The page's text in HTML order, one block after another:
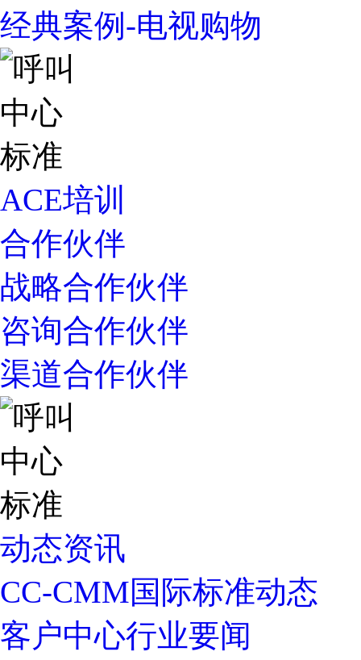
经典案例-电视购物
ACE培训
合作伙伴
战略合作伙伴
咨询合作伙伴
渠道合作伙伴
动态资讯
CC-CMM国际标准动态
客户中心行业要闻